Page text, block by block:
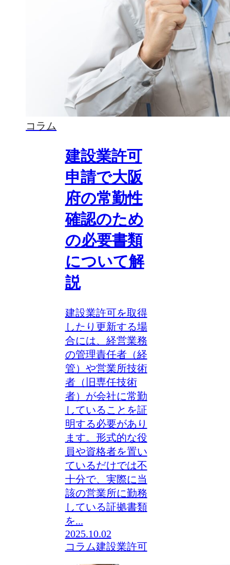
コラム
建設業許可
申請で大阪
府の常勤性
確認のため
の必要書類
について解
説
建設業許可を取得
したり更新する場
合には、経営業務
の管理責任者（経
管）や営業所技術
者（旧専任技術
者）が会社に常勤
していることを証
明する必要があり
ます。形式的な役
員や資格者を置い
ているだけでは不
十分で、実際に当
該の営業所に勤務
している証拠書類
を...
2025.10.02
コラム建設業許可